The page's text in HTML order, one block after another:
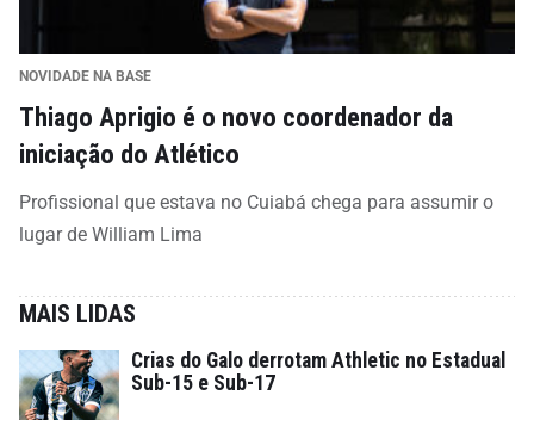
NOVIDADE NA BASE
Thiago Aprigio é o novo coordenador da
iniciação do Atlético
Profissional que estava no Cuiabá chega para assumir o
lugar de William Lima
MAIS LIDAS
Crias do Galo derrotam Athletic no Estadual
Sub-15 e Sub-17